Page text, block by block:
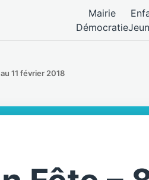
Mairie
Démocratie
11 février 2018